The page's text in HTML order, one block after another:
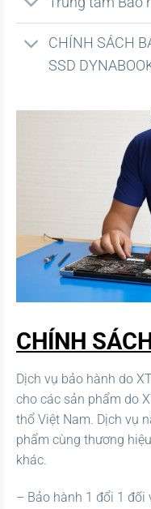
CHÍNH SÁCH
SSD
CHÍNH
Dịch vụ bảo hành do
cho các sản phẩm do
thổ Việt Nam. Dịch vụ
phẩm cùng thương
khác.
– Bảo hành 1 đổi 1 đối